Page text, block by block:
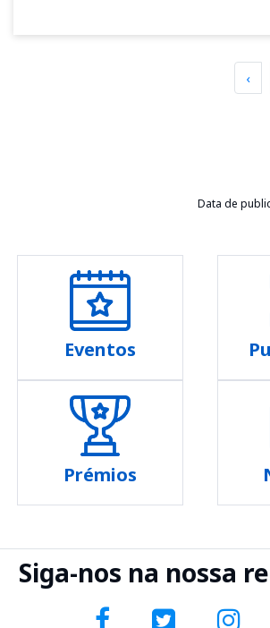
Data de
‹
Eventos
Prémios
Siga-nos na nossa